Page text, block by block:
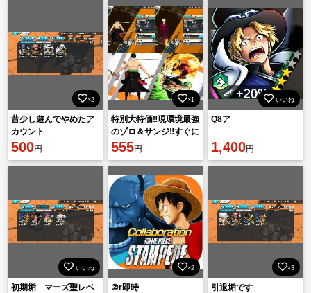
×2
昔少し遊んでやめたア
カウント
500円
×1
特別大特価‼️現環境最強
のゾロ＆サンジ‼️すぐに
楽しみたい人かなりお
すすめ‼️‼️
555円
いいね
Q8ア
1,400円
いいね
初期垢 マーズ聖レベ
×2
②r即時
×3
引退垢です